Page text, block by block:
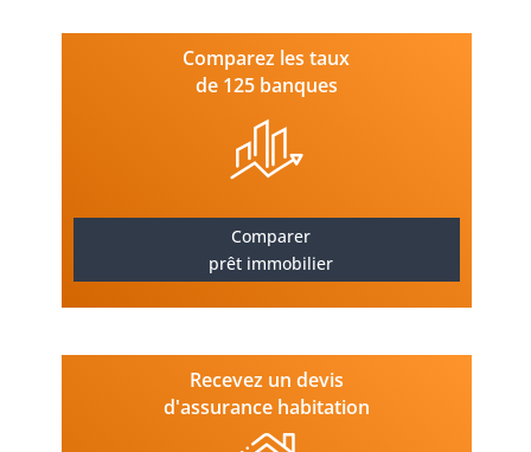
Comparez les taux
de 125 banques
Comparer
prêt immobilier
Recevez un devis
d'assurance habitation